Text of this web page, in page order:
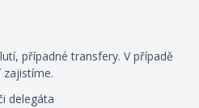
případné transfery. V případě
delegáta